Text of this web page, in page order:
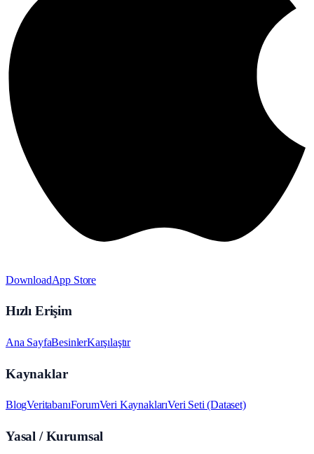
DownloadApp Store
Hızlı Erişim
Ana SayfaBesinlerKarşılaştır
Kaynaklar
BlogVeritabanıForumVeri KaynaklarıVeri Seti (Dataset)
Yasal / Kurumsal